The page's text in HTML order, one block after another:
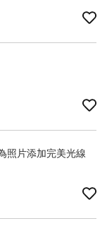
照片添加完美光線